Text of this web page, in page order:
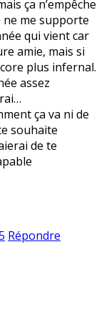
ça n’empêche
ne me supporte
qui vient car
amie, mais si
plus infernal.
assez
ça va ni de
souhaite
de te
Répondre